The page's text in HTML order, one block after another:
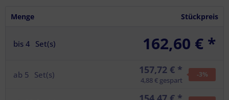
Menge Stückpreis
bis 4 Set(s) 162,60 € *
ab 5 Set(s) 157,72 € *
4,88 € gespart
-3%